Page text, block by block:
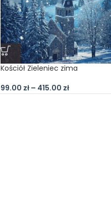
Kościół Zieleniec zima
99.00 zł – 415.00 zł